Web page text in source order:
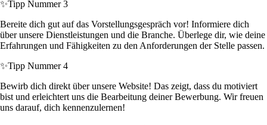
✨Tipp Nummer 3
Bereite dich gut auf das Vorstellungsgespräch vor! Informiere dich
über unsere Dienstleistungen und die Branche. Überlege dir, wie deine
Erfahrungen und Fähigkeiten zu den Anforderungen der Stelle passen.
✨Tipp Nummer 4
Bewirb dich direkt über unsere Website! Das zeigt, dass du motiviert
bist und erleichtert uns die Bearbeitung deiner Bewerbung. Wir freuen
uns darauf, dich kennenzulernen!